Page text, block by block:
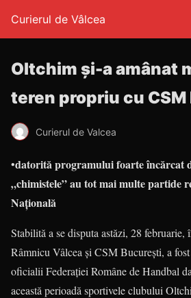
Curierul de Vâlcea
Oltchim şi-a amânat
teren propriu cu
Curierul de Valcea
•datorită programului foarte încărcat
„chimistele” au tot mai multe partide
Naţională
Stabilită a se disputa astăzi, 28
Râmnicu Vâlcea şi CSM Bucureşti, a
oficialii Federaţiei Române de Handbal
această perioadă sportivele clubului